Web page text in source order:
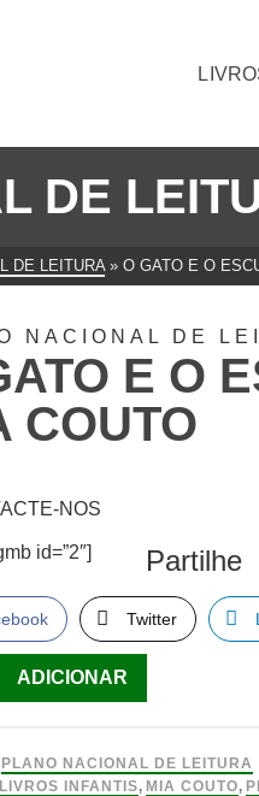
DE
DE LEITURA » O GATO E O
NACIONAL DE
E O
COUTO
NOS
id=”2″] Partilhe
Twitter
ADICIONAR
PLANO NACIONAL DE LEITURA
LIVROS INFANTIS, MIA COUTO,